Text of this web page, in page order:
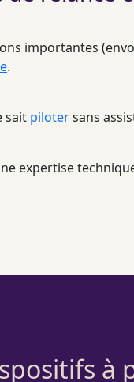
importantes
.
sait pilotersans
expertise
à